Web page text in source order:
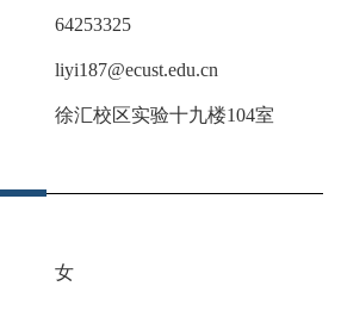
64253325
liyi187@ecust.edu.cn
徐汇校区实验十九楼104室
女